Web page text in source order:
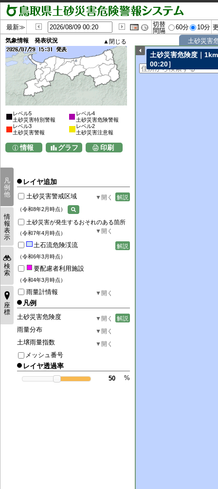
最新≫
切替
間隔
60分 10分
気象情報 発表状況
レベル5
土砂災害特別警報
レベル4
土砂災害危険警報
レベル3
土砂災害警報
レベル2
土砂災害注意報
情報 グラフ 印刷
凡
例
他
情
報
表
示
検
索
座
標
レイヤ追加
土砂災害警戒区域
（令和8年2月時点）
解説
土砂災害が発生するおそれのある箇所
（令和7年4月時点）
土石流危険渓流
（令和6年3月時点）
解説
要配慮者利用施設
（令和4年3月時点）
雨量計情報
凡例
土砂災害危険度 解説
雨量分布
土壌雨量指数
メッシュ番号
レイヤ透過率
%
土砂災害
土砂災害危険度｜
00:20］